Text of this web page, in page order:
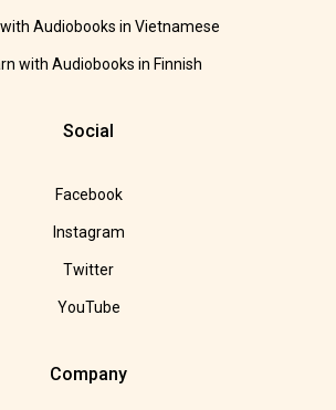
Audiobooks in Vietnamese
with Audiobooks in Finnish
Social
Facebook
Instagram
Twitter
YouTube
Company